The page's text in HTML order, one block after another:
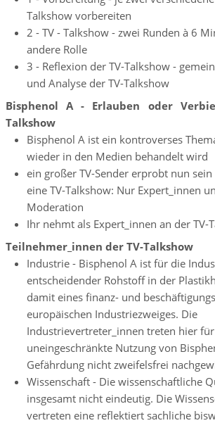
Talkshow vorbereiten
2 - TV - Talkshow - zwei Runden à 6
andere Rolle
3 - Reflexion der TV-Talkshow -
und Analyse der TV-Talkshow
Bisphenol A - Erlauben oder
Talkshow
Bisphenol A ist ein kontroverses
wieder in den Medien behandelt wird
ein großer TV-Sender erprobt nun
eine TV-Talkshow: Nur Expert_innen
Moderation
Ihr nehmt als Expert_innen an der TV-
Teilnehmer_innen der TV-Talkshow
Industrie - Bisphenol A ist für die
entscheidender Rohstoff in der
damit eines finanz- und
europäischen Industriezweiges. Die
Industrievertreter_innen treten hier
uneingeschränkte Nutzung von
Gefährdung nicht zweifelsfrei
Wissenschaft - Die wissenschaftliche
insgesamt nicht eindeutig. Die
vertreten eine reflektiert sachliche